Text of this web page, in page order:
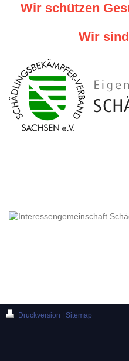
Wir schützen
Wir
Druckversion Sitemap